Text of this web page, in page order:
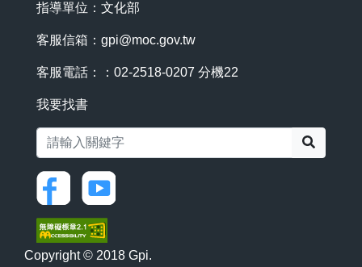
指導單位：文化部
客服信箱： gpi@moc.gov.tw
客服電話：：02-2518-0207 分機22
我要找書
Copyright © 2018 Gpi.